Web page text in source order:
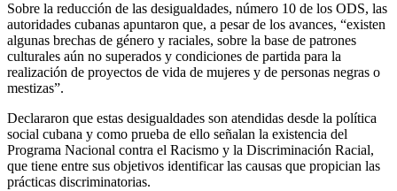
Sobre la reducción de las desigualdades, número 10 de los ODS, las
autoridades cubanas apuntaron que, a pesar de los avances, “existen
algunas brechas de género y raciales, sobre la base de patrones
culturales aún no superados y condiciones de partida para la
realización de proyectos de vida de mujeres y de personas negras o
mestizas”.
Declararon que estas desigualdades son atendidas desde la política
social cubana y como prueba de ello señalan la existencia del
Programa Nacional contra el Racismo y la Discriminación Racial,
que tiene entre sus objetivos identificar las causas que propician las
prácticas discriminatorias.